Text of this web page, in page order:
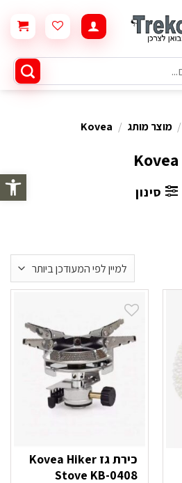
פתח
Kovea
/ מוצר מותג /
סינון
כירת גז Kovea Hiker
Stove KB-0408